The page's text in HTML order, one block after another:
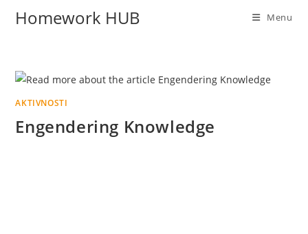
Homework HUB Menu
AKTIVNOSTI
Engendering Knowledge